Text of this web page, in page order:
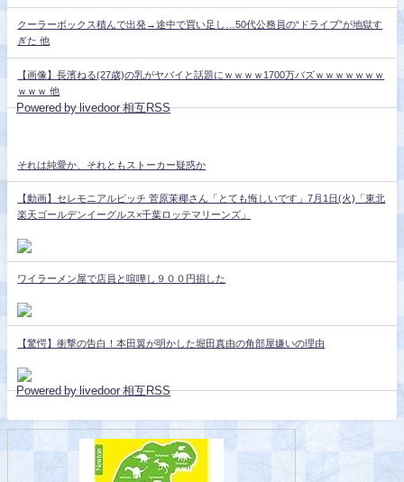
クーラーボックス積んで出発→途中で買い足し…50代公務員の“ドライブ”が地獄す
ぎた 他
【画像】長濱ねる(27歳)の乳がヤバイと話題にｗｗｗｗ1700万バズｗｗｗｗｗｗｗ
ｗｗｗ 他
Powered by livedoor 相互RSS
それは純愛か、それともストーカー疑惑か
【動画】セレモニアルピッチ 菅原茉椰さん「とても悔しいです」7月1日(火)「東北
楽天ゴールデンイーグルス×千葉ロッテマリーンズ」
ワイラーメン屋で店員と喧嘩し９００円損した
【驚愕】衝撃の告白！本田翼が明かした堀田真由の角部屋嫌いの理由
Powered by livedoor 相互RSS